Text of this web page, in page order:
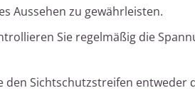
Aussehen zu gewährleisten.
Sie regelmäßig die
den Sichtschutzstreifen entweder